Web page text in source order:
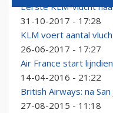
Eerste KLM-vlucht
31-10-2017 - 17:28
KLM voert aantal
26-06-2017 - 17:27
Air France start
14-04-2016 - 21:22
British Airways: na
27-08-2015 - 11:18